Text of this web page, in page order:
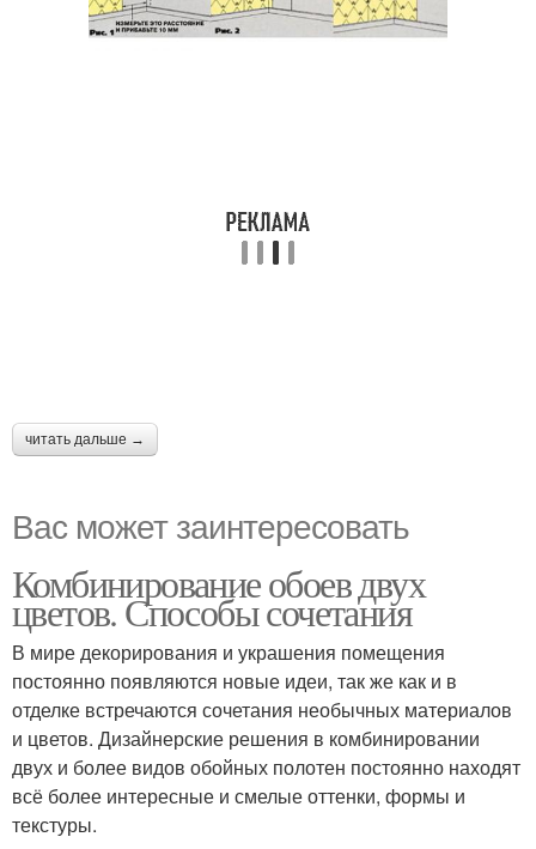
читать дальше →
Вас может заинтересовать
Комбинирование обоев двух
цветов. Способы сочетания
В мире декорирования и украшения помещения
постоянно появляются новые идеи, так же как и в
отделке встречаются сочетания необычных материалов
и цветов. Дизайнерские решения в комбинировании
двух и более видов обойных полотен постоянно находят
всё более интересные и смелые оттенки, формы и
текстуры.